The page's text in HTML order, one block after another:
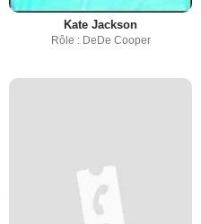
Kate Jackson
Rôle : DeDe Cooper